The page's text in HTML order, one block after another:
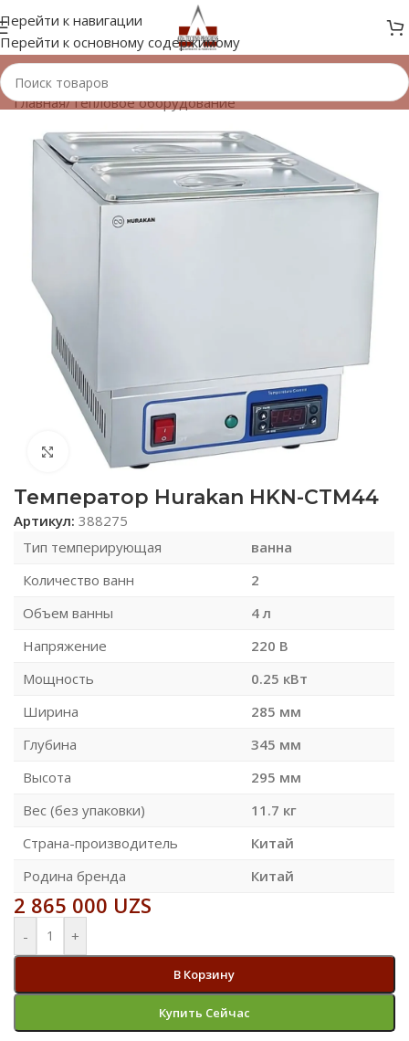
Перейти к навигации
Перейти к основному содержимому
Главная/Тепловое оборудование
Нажмите, чтобы увеличить
Температор Hurakan HKN-CTM44
Артикул: 388275
Тип темперирующая
ванна
Количество ванн
2
Объем ванны
4 л
Напряжение
220 В
Мощность
0.25 кВт
Ширина
285 мм
Глубина
345 мм
Высота
295 мм
Вес (без упаковки)
11.7 кг
Страна-производитель
Китай
Родина бренда
Китай
2 865 000 UZS
- +
В Корзину
Купить Сейчас